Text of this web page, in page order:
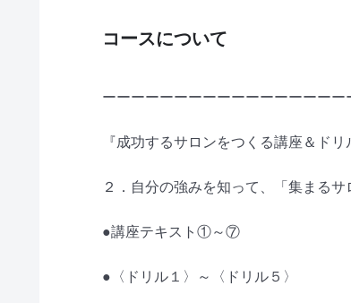
コースについて
ーーーーーーーーーーーーーーーー
『成功するサロンをつくる講座＆ドリ
２．自分の強みを知って、「集まるサ
●講座テキスト①～⑦
●〈ドリル１〉～〈ドリル５〉